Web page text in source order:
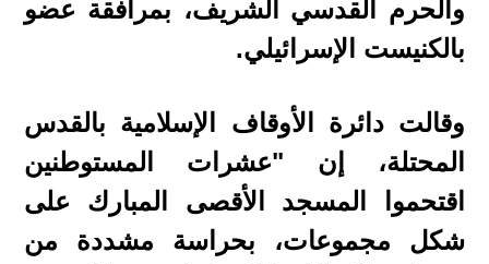
والحرم القدسي الشريف، بمرافقة عضو
بالكنيست الإسرائيلي.
وقالت دائرة الأوقاف الإسلامية بالقدس
المحتلة، إن "عشرات المستوطنين
اقتحموا المسجد الأقصى المبارك على
شكل مجموعات، بحراسة مشددة من